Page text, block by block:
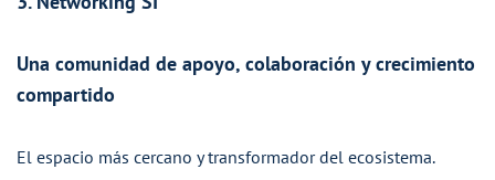
Una comunidad de apoyo, colaboración y crecimiento
compartido
El espacio más cercano y transformador del ecosistema.